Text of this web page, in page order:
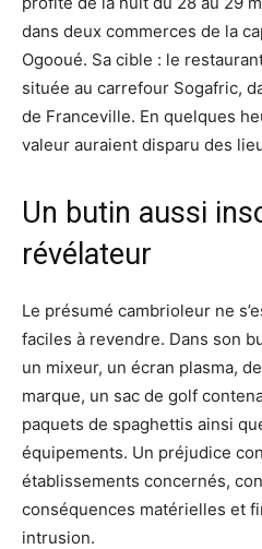
dans deux commerces de la
Ogooué. Sa cible : le
située au carrefour Sogafric,
de Franceville. En quelques
valeur auraient disparu des
Un butin aussi
révélateur
Le présumé cambrioleur ne
faciles à revendre. Dans son
un mixeur, un écran plasma,
marque, un sac de golf
paquets de spaghettis ainsi
équipements. Un préjudice
établissements concernés,
conséquences matérielles et
intrusion.